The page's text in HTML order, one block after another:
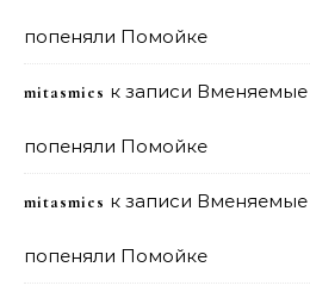
попеняли Помойке
mitasmies к записи Вменяемые
попеняли Помойке
mitasmies к записи Вменяемые
попеняли Помойке